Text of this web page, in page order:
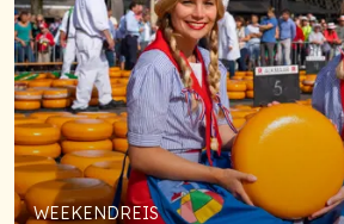
WEEKENDREIS